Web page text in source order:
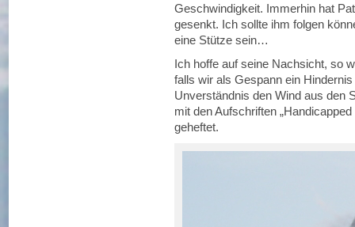
Geschwindigkeit. Immerhin hat
gesenkt. Ich sollte ihm folgen
eine Stütze sein…
Ich hoffe auf seine Nachsicht, so
falls wir als Gespann ein
Unverständnis den Wind aus den
mit den Aufschriften
geheftet.